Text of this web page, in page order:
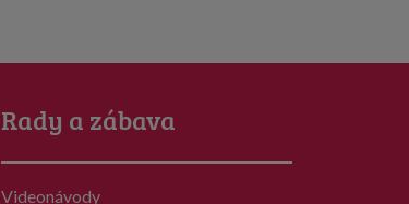
Rady a zábava
Videonávody